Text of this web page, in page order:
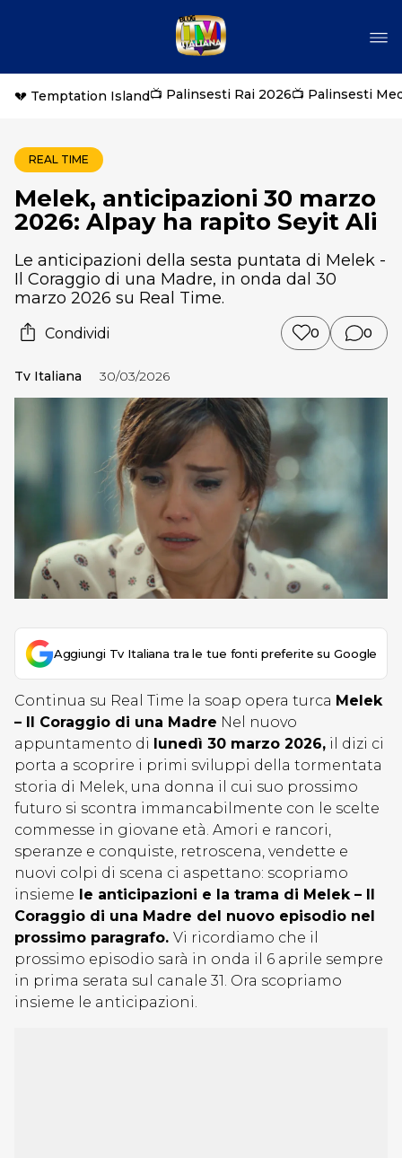
💔 Temptation Island📺 Palinsesti Rai 2026📺 Palinsesti
REAL TIME
Melek, anticipazioni 30 marzo
2026: Alpay ha rapito Seyit Ali
Le anticipazioni della sesta puntata di Melek -
Il Coraggio di una Madre, in onda dal 30
marzo 2026 su Real Time.
Condividi 0 0
Tv Italiana 30/03/2026
Aggiungi Tv Italiana tra le tue fonti preferite su Google
Continua su Real Time la soap opera turca Melek
– Il Coraggio di una Madre Nel nuovo
appuntamento di lunedì 30 marzo 2026, il dizi ci
porta a scoprire i primi sviluppi della tormentata
storia di Melek, una donna il cui suo prossimo
futuro si scontra immancabilmente con le scelte
commesse in giovane età. Amori e rancori,
speranze e conquiste, retroscena, vendette e
nuovi colpi di scena ci aspettano: scopriamo
insieme le anticipazioni e la trama di Melek – Il
Coraggio di una Madre del nuovo episodio nel
prossimo paragrafo. Vi ricordiamo che il
prossimo episodio sarà in onda il 6 aprile sempre
in prima serata sul canale 31. Ora scopriamo
insieme le anticipazioni.